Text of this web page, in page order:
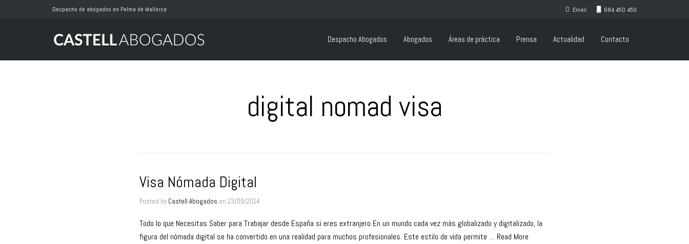
Despacho de abogados en Palma de Mallorca Email 684 450 450
Despacho Abogados Abogados Áreas de práctica Prensa Actualidad Contacto
digital nomad visa
Visa Nómada Digital
Posted by Castell Abogados on 23/09/2024
Todo lo que Necesitas Saber para Trabajar desde España si eres extranjero En un mundo cada vez más globalizado y digitalizado, la
figura del nómada digital se ha convertido en una realidad para muchos profesionales. Este estilo de vida permite … Read More